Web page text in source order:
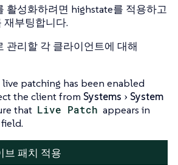
활성화하려면 highstate를 적용하고
재부팅합니다.
관리할 각 클라이언트에 대해
live patching has been enabled
the client from Systems
System
that Live Patch appears in
field.
브 패치 적용